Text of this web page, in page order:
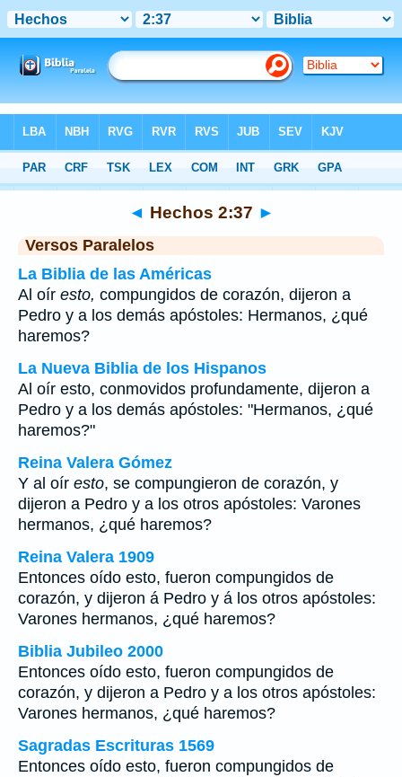
>Hechos Capítulo 2 > Verso 37
◄ Hechos 2:37 ►
Versos Paralelos
La Biblia de las Américas
Al oír esto, compungidos de corazón, dijeron a
Pedro y a los demás apóstoles: Hermanos, ¿qué
haremos?
La Nueva Biblia de los Hispanos
Al oír esto, conmovidos profundamente, dijeron a
Pedro y a los demás apóstoles: "Hermanos, ¿qué
haremos?"
Reina Valera Gómez
Y al oír esto, se compungieron de corazón, y
dijeron a Pedro y a los otros apóstoles: Varones
hermanos, ¿qué haremos?
Reina Valera 1909
Entonces oído esto, fueron compungidos de
corazón, y dijeron á Pedro y á los otros apóstoles:
Varones hermanos, ¿qué haremos?
Biblia Jubileo 2000
Entonces oído esto, fueron compungidos de
corazón, y dijeron a Pedro y a los otros apóstoles:
Varones hermanos, ¿qué haremos?
Sagradas Escrituras 1569
Entonces oído esto, fueron compungidos de